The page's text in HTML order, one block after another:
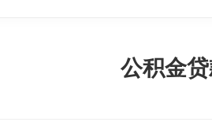
公积金